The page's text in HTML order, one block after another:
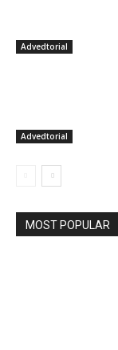
Advedtorial
Advedtorial
MOST POPULAR